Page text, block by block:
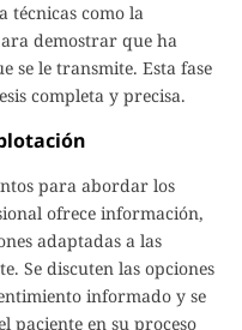
técnicas como la
demostrar que ha
se le transmite. Esta fase
completa y precisa.
para abordar los
ofrece información,
adaptadas a las
Se discuten las opciones
informado y se
paciente en su proceso